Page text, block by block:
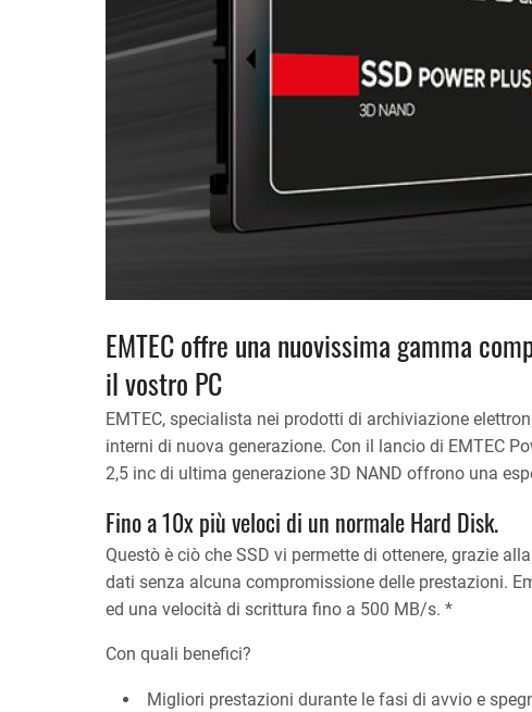
EMTEC offre una nuovissima gamma
il vostro PC
EMTEC, specialista nei prodotti di archiviazione
interni di nuova generazione. Con il lancio di EMTEC
2,5 inc di ultima generazione 3D NAND offrono una
Fino a 10x più veloci di un normale Hard Disk.
Questò è ciò che SSD vi permette di ottenere, grazie
dati senza alcuna compromissione delle prestazioni.
ed una velocità di scrittura fino a 500 MB/s. *
Con quali benefici?
Migliori prestazioni durante le fasi di avvio e